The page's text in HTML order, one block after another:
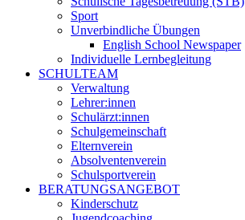
Sport
Unverbindliche Übungen
English School Newspaper
Individuelle Lernbegleitung
SCHULTEAM
Verwaltung
Lehrer:innen
Schulärzt:innen
Schulgemeinschaft
Elternverein
Absolventenverein
Schulsportverein
BERATUNGSANGEBOT
Kinderschutz